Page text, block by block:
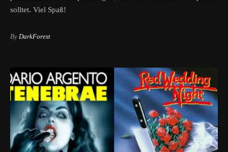
solltet. Viel Spaß!
By DarkForest